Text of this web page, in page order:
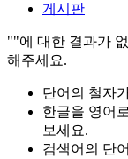
게시판
""에 대한 결과가
해주세요.
단어의 철자
한글을 영어
보세요.
검색어의 단